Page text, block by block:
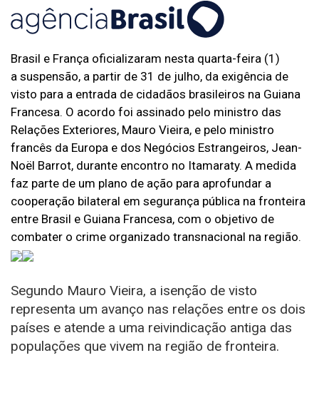
Brasil e França oficializaram nesta quarta-feira (1)
a suspensão, a partir de 31 de julho, da exigência de
visto para a entrada de cidadãos brasileiros na Guiana
Francesa. O acordo foi assinado pelo ministro das
Relações Exteriores, Mauro Vieira, e pelo ministro
francês da Europa e dos Negócios Estrangeiros, Jean-
Noël Barrot, durante encontro no Itamaraty. A medida
faz parte de um plano de ação para aprofundar a
cooperação bilateral em segurança pública na fronteira
entre Brasil e Guiana Francesa, com o objetivo de
combater o crime organizado transnacional na região.
Segundo Mauro Vieira, a isenção de visto
representa um avanço nas relações entre os dois
países e atende a uma reivindicação antiga das
populações que vivem na região de fronteira.